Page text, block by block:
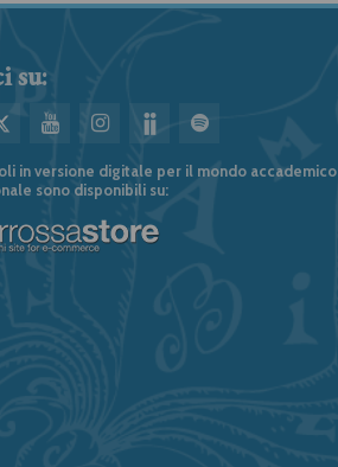
su:
in versione digitale per il mondo accademico
sono disponibili su: